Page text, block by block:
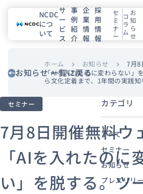
NCDCについて
サービス
事例紹介
採用情報
コラムお知らせ
エンジニアブログ（Zenn）
NCDC
につ
いて
サ
ー
ビ
ス
事
例
紹
介
企
業
情
報
採
用
情
報
セ
ミ
ナ
ー
コ
ラ
ム
お
知
ら
せ
お知らせ 一覧に戻る
ホーム chevron_right お知らせ chevron_right
7月8
「AIを入れたのに変わらない」
ら文化定着まで、1年間の実践知
セミナー
7月8日開催無料ウ
「AIを入れたのに
い」を脱する。ツ
カテゴリ
すべて
セミナー
お知らせ
プレスリリ